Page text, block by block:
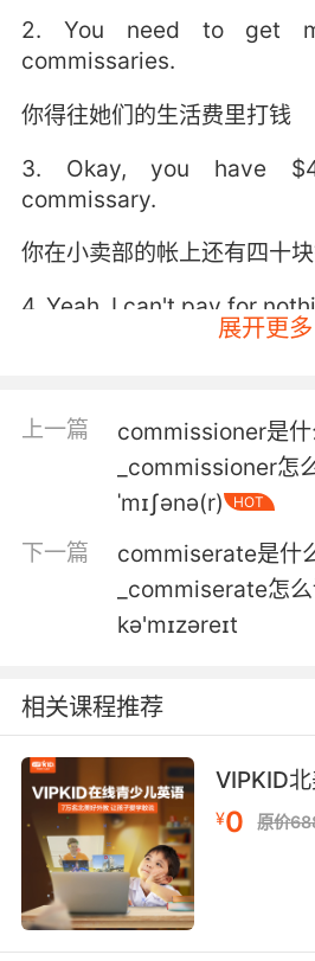
2. You need to get
commissaries.
你得往她们的生活费里打钱
3. Okay, you have
commissary.
你在小卖部的帐上还有四十
4. Yeah, I can't pay for
5. We can get you
commissary.
只要小卖部里有 你要什么都行
6. I got my eye on that $16
我还想要小卖部那架十六块钱
jack up the commissary.
所以他们把食物弄得没法吃
8. You're gonna love the
commissary.
你肯定会喜欢那里餐厅的节日
9. So you'll enjoy the
展开更多
上一篇
commissioner是什
_commissioner怎
ˈmɪʃənə(r)
HOT
下一篇
commiserate是什
_commiserate怎
kə'mɪzəreɪt
相关课程推荐
VIPKID
¥0 原价